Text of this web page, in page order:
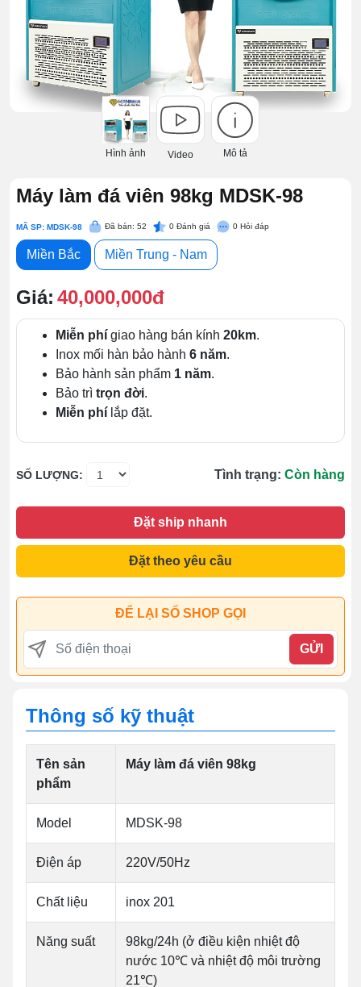
Hình ảnh Video Mô tả
Máy làm đá viên 98kg MDSK-98
MÃ SP: MDSK-98 Đã bán: 52 0 Đánh giá 0 Hỏi đáp
Miền Bắc Miền Trung - Nam
Giá: 40,000,000đ
Miễn phí giao hàng bán kính 20km.
Inox mối hàn bảo hành 6 năm.
Bảo hành sản phẩm 1 năm.
Bảo trì trọn đời.
Miễn phí lắp đặt.
SỐ LƯỢNG: Tình trạng: Còn hàng
Đặt ship nhanh
Đặt theo yêu cầu
ĐỂ LẠI SỐ SHOP GỌI
GỬI
Thông số kỹ thuật
Tên sản
phẩm
Máy làm đá viên 98kg
Model MDSK-98
Điện áp 220V/50Hz
Chất liệu inox 201
Năng suất
98kg/24h (ở điều kiện nhiệt độ
nước 10℃ và nhiệt độ môi trường
21℃)